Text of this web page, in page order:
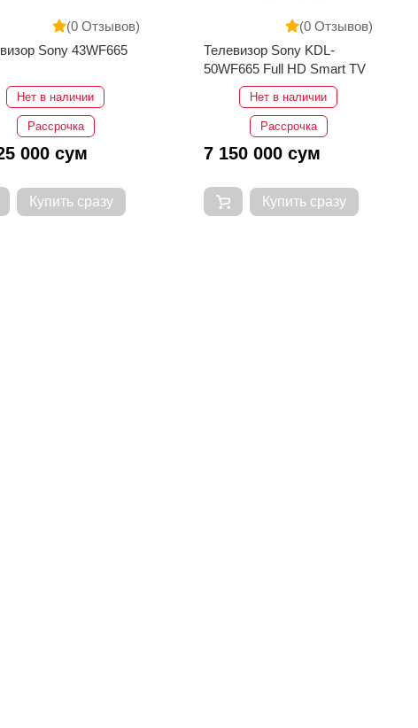
(0 Отзывов)
Sony 43WF665
Нет в наличии
Рассрочка
000 сум
Купить сразу
(0 Отзывов)
Телевизор Sony KDL-
50WF665 Full HD Smart TV
Нет в наличии
Рассрочка
7 150 000 сум
Купить сразу